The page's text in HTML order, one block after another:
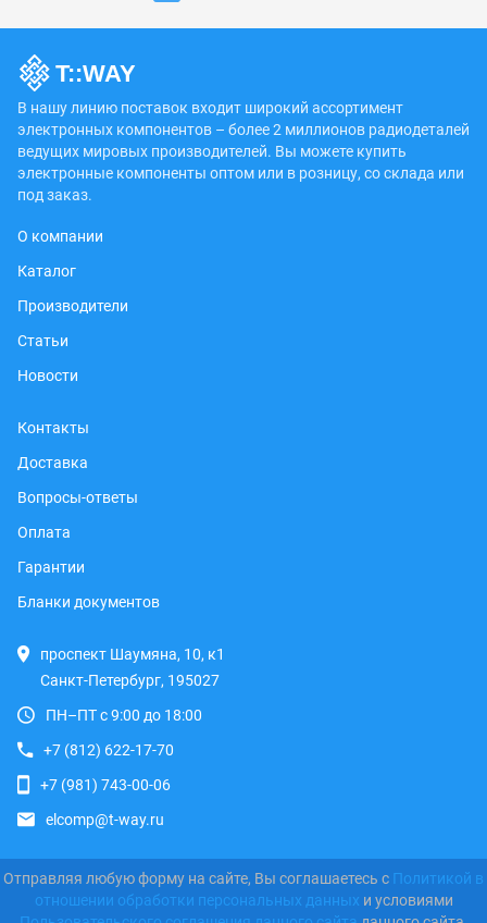
В нашу линию поставок входит широкий ассортимент
электронных компонентов – более 2 миллионов радиодеталей
ведущих мировых производителей. Вы можете купить
электронные компоненты оптом или в розницу, со склада или
под заказ.
О компании
Каталог
Производители
Статьи
Новости
Контакты
Доставка
Вопросы-ответы
Оплата
Гарантии
Бланки документов
проспект Шаумяна, 10, к1
Санкт-Петербург, 195027
ПН–ПТ с 9:00 до 18:00
+7 (812) 622-17-70
+7 (981) 743-00-06
elcomp@t-way.ru
Отправляя любую форму на сайте, Вы соглашаетесь с Политикой в
отношении обработки персональных данных и условиями